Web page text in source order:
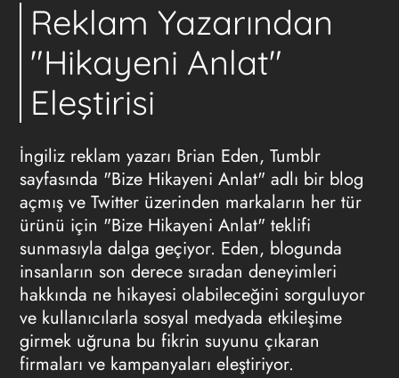
Reklam Yazarından
"Hikayeni Anlat"
Eleştirisi
İngiliz reklam yazarı Brian Eden, Tumblr
sayfasında "Bize Hikayeni Anlat" adlı bir blog
açmış ve Twitter üzerinden markaların her tür
ürünü için "Bize Hikayeni Anlat" teklifi
sunmasıyla dalga geçiyor. Eden, blogunda
insanların son derece sıradan deneyimleri
hakkında ne hikayesi olabileceğini sorguluyor
ve kullanıcılarla sosyal medyada etkileşime
girmek uğruna bu fikrin suyunu çıkaran
firmaları ve kampanyaları eleştiriyor.